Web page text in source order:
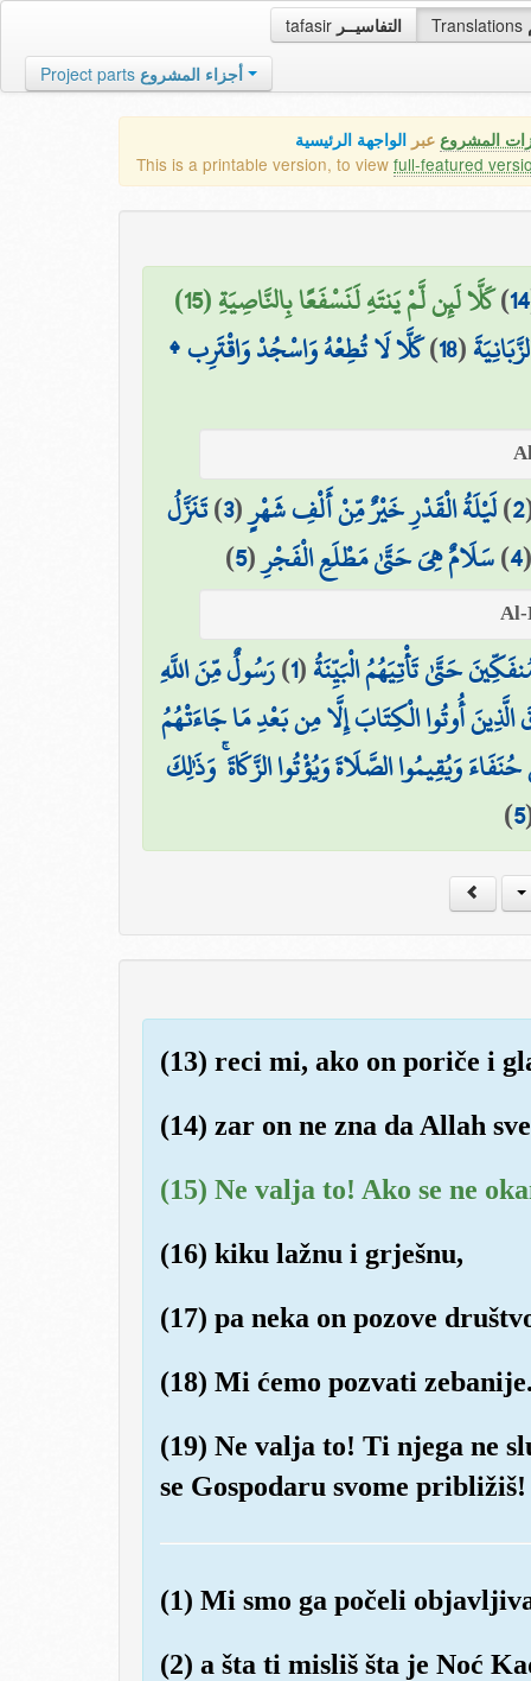
tafasir التفاسيــر Translations
Project parts أجزاء المشروع
المشروع عبر الواجهة الرئيسية
This is a printable version, to view full-featured
14
)كَلَّا لَئِن لَّمْ يَنتَهِ لَنَسْفَعًا بِالنَّاصِيَةِ (15)
(
18
)كَلَّا لَا تُطِعْهُ وَاسْجُدْ وَاقْتَرِب ۩
2
)لَيْلَةُ الْقَدْرِ خَيْرٌ مِّنْ أَلْفِ شَهْرٍ(
3
)تَنَزَّلُ
4
)سَلَامٌ هِيَ حَتَّىٰ مَطْلَعِ الْفَجْرِ(
5
)
حَتَّىٰ تَأْتِيَهُمُ الْبَيِّنَةُ(
1
)رَسُولٌ مِّنَ اللَّهِ
الَّذِينَ أُوتُوا الْكِتَابَ إِلَّا مِن بَعْدِ مَا جَاءَتْهُمُ
وَيُقِيمُوا الصَّلَاةَ وَيُؤْتُوا الزَّكَاةَ ۚ وَذَٰلِكَ
5
)
(13) reci mi, ako on poriče i
(14) zar on ne zna da Allah
(15) Ne valja to! Ako se ne
(16) kiku lažnu i grješnu,
(17) pa neka on pozove
(18) Mi ćemo pozvati
(19) Ne valja to! Ti njega ne
se Gospodaru svome približiš!
(1) Mi smo ga počeli
(2) a šta ti misliš šta je Noć